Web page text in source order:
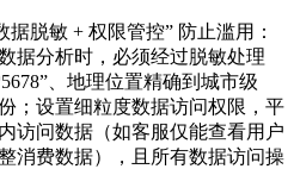
脱敏 + 权限管控” 防止滥用：
据分析时，必须经过脱敏处理
、地理位置精确到城市级
；设置细粒度数据访问权限，平
访问数据（如客服仅能查看用户
消费数据），且所有数据访问操